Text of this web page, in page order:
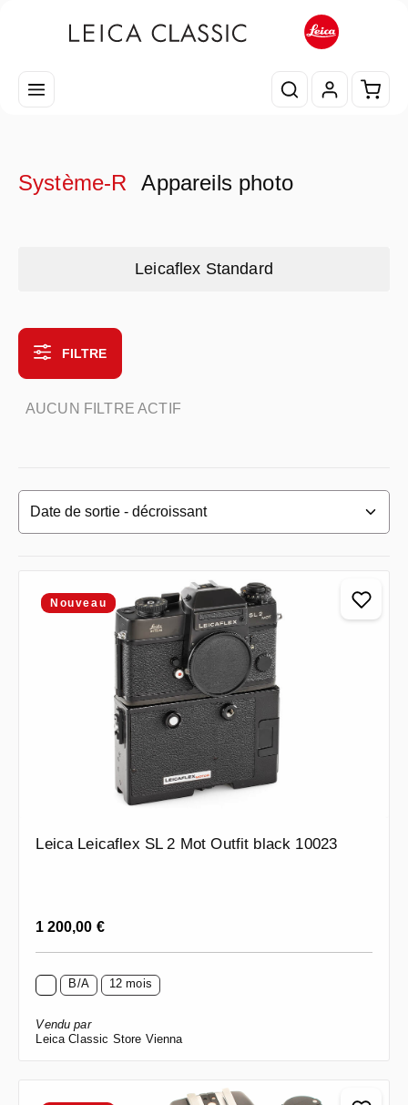
Le
Système-R Appareils photo
Leicaflex Standard
FILTRE
AUCUN FILTRE ACTIF
Nouveau
Leica Leicaflex SL 2 Mot Outfit black 10023
Prix régulier :
1 200,00 €
B/A 12 mois
Vendu par
Leica Classic Store Vienna